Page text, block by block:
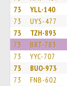
73 YLL-140
73 UYS-477
73 TZH-893
73 BRT-783
73 YYC-707
73 BUO-973
73 FNB-602